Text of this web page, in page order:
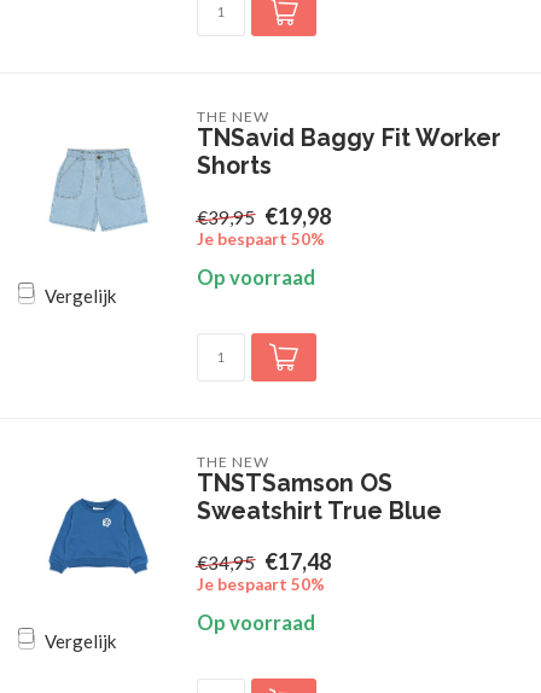
Vergelijk
THE NEW
TNSavid Baggy Fit Worker
Shorts
€39,95 €19,98
Je bespaart 50%
Op voorraad
Vergelijk
THE NEW
TNSTSamson OS
Sweatshirt True Blue
€34,95 €17,48
Je bespaart 50%
Op voorraad